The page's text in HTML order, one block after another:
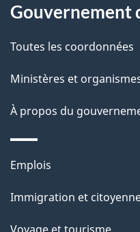
i
l
s
d
e
l
a
propos
de
ce
site
Gouvernement
Toutes les coordonnées
Ministères et
À propos du
Thèmes
sujets
Emplois
Immigration et